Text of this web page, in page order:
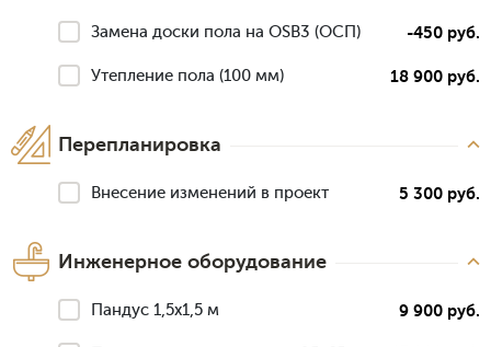
Замена доски пола на OSB3 (ОСП) -450 руб.
Утепление пола (100 мм) 18 900 руб.
Перепланировка
Внесение изменений в проект 5 300 руб.
Инженерное оборудование
Пандус 1,5х1,5 м 9 900 руб.